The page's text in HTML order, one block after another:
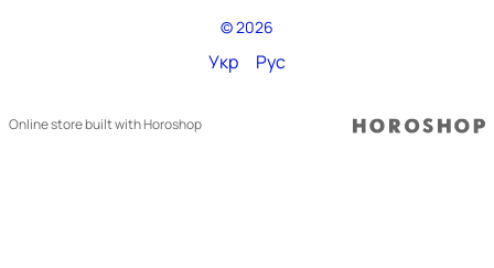
© 2026
Укр Рус
Online store built with Horoshop